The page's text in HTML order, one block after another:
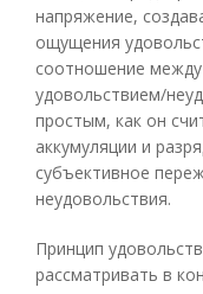
напряжение,
ощущения
соотношение
удовольствием/
простым, как он
аккумуляции и
субъективное
неудовольствия.
Принцип
рассматривать в